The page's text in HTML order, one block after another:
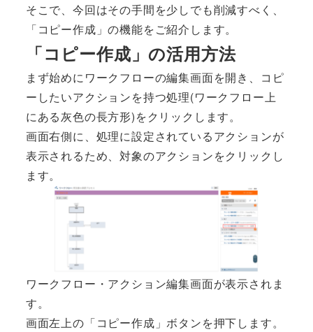
そこで、今回はその手間を少しでも削減すべく、
「コピー作成」の機能をご紹介します。
「コピー作成」の活用方法
まず始めにワークフローの編集画面を開き、コピ
ーしたいアクションを持つ処理(ワークフロー上
にある灰色の長方形)をクリックします。
画面右側に、処理に設定されているアクションが
表示されるため、対象のアクションをクリックし
ます。
ワークフロー・アクション編集画面が表示されま
す。
画面左上の「コピー作成」ボタンを押下します。